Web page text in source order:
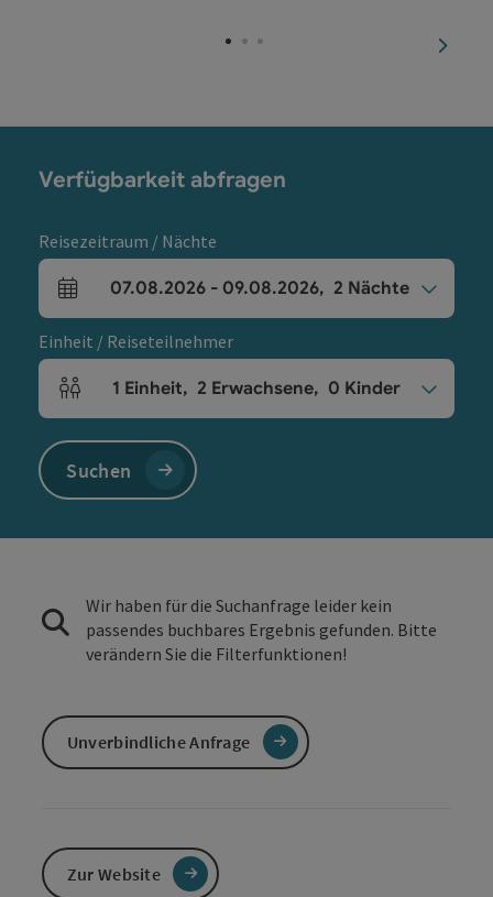
Verfügbarkeit abfragen
Reisezeitraum / Nächte
An- und Abreisefelder
07.08.2026 - 09.08.2026, 2 Nächte
Einheit / Reiseteilnehmer
Einheitenanzahl und Personenfelder
1 Einheit, 2 Erwachsene, 0 Kinder
Suchen
Wir haben für die Suchanfrage leider kein
passendes buchbares Ergebnis gefunden. Bitte
verändern Sie die Filterfunktionen!
Unverbindliche Anfrage
Zur Website